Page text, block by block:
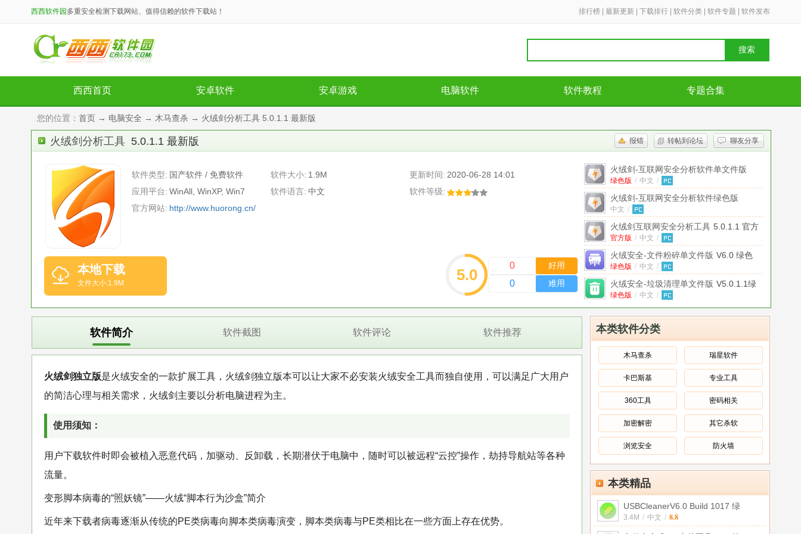
西西软件园 多重安全检测下载网站、值得信赖的软件下载站！ 排行榜 最新更新 下载排行 软件分类 软件专题 软件发布
搜索
西西首页 安卓软件 安卓游戏 电脑软件 软件教程 专题合集
您的位置： 首页 → 电脑安全 → 木马查杀 → 火绒剑分析工具 5.0.1.1 最新版
火绒剑分析工具 5.0.1.1 最新版 报错 转帖到论坛 聊友分享
软件类型: 国产软件 / 免费软件 软件大小: 1.9M 更新时间: 2020-06-28 14:01
应用平台: WinAll, WinXP, Win7 软件语言: 中文
软件等级:
官方网站: http://www.huorong.cn/
本地下载
文件大小:1.9M 5.0
0 好用
0 难用
火绒剑-互联网安全分析软件单文件版
V5.0.1.1绿色版
绿色版 / 中文 /
火绒剑-互联网安全分析软件绿色版
v5.0.69.2提取最新版
中文 /
火绒剑互联网安全分析工具 5.0.1.1 官方
绿色版
官方版 / 中文 /
火绒安全-文件粉碎单文件版 V6.0 绿色
版
绿色版 / 中文 /
火绒安全-垃圾清理单文件版 V5.0.1.1绿
色版
绿色版 / 中文 /
文件版
中文 /
火绒安全实验室 v4.0.33.2
中文 /
火绒安全软件含扩展工具完整版
v5.0.75.1官方版
官方版 / 中文
火绒安全host工具
中文 /
火绒安全软件5.0.37.1版 官方正式版
官方版 / 中文 /
本类软件分类
木马查杀 瑞星软件
卡巴斯基 专业工具
360工具 密码相关
加密解密 其它杀软
浏览安全 防火墙
本类精品
USBCleanerV6.0 Build 1017 绿
3.4M / 中文 / 8.8
软件简介 软件截图 软件评论 软件推荐
火绒剑独立版是火绒安全的一款扩展工具，火绒剑独立版本可以让大家不必安装火绒安全工具而独自使用，可以满足广大用户
的简洁心理与相关需求，火绒剑主要以分析电脑进程为主。
使用须知：
用户下载软件时即会被植入恶意代码，加驱动、反卸载，长期潜伏于电脑中，随时可以被远程“云控”操作，劫持导航站等各种
流量。
变形脚本病毒的“照妖镜”——火绒“脚本行为沙盒”简介
近年来下载者病毒逐渐从传统的PE类病毒向脚本类病毒演变，脚本类病毒与PE类相比在一些方面上存在优势。